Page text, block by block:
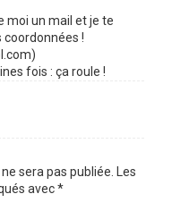
moi un mail et je te
!
fois : ça roule !
sera pas publiée.
Les
avec*